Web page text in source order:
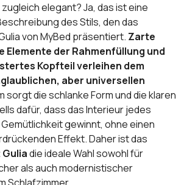
elegant? Ja, das ist eine
des Stils, den das
von MyBed präsentiert. Zarte
Elemente der Rahmenfüllung und
Kopfteil verleihen dem
aber universellen
sorgt die schlanke Form und die klaren
dafür, dass das Interieur jedes
gewinnt, ohne einen
Effekt. Daher ist das
die ideale Wahl sowohl für
als auch modernistischer